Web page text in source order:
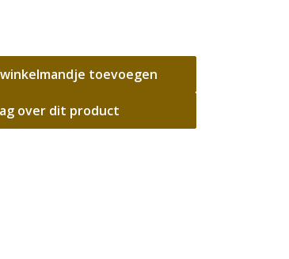
toevoegen
over dit product